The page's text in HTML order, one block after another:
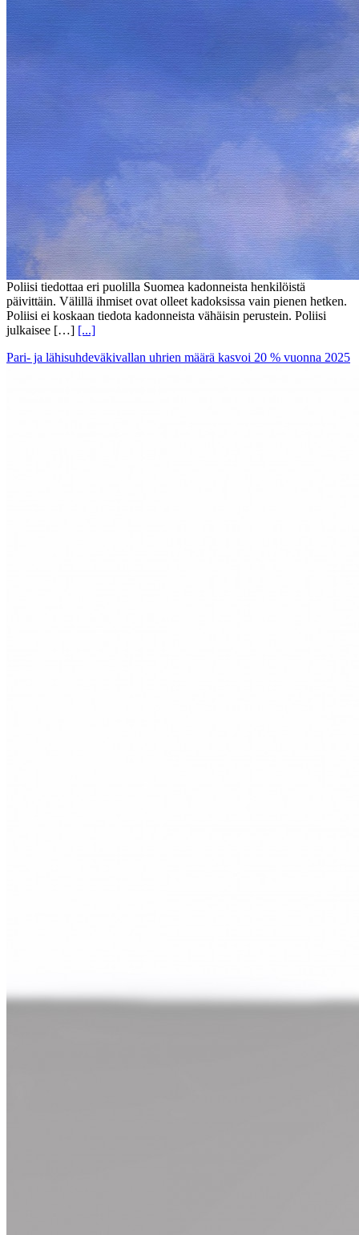
Poliisi tiedottaa eri puolilla Suomea kadonneista henkilöistä
päivittäin. Välillä ihmiset ovat olleet kadoksissa vain pienen hetken.
Poliisi ei koskaan tiedota kadonneista vähäisin perustein. Poliisi
julkaisee […] [...]
Pari- ja lähisuhdeväkivallan uhrien määrä kasvoi 20 % vuonna 2025